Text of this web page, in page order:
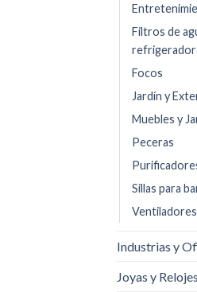
Filtros de
Focos
Jardín y
Muebles y
Peceras
Sillas para
Ventiladores
Industrias y
Joyas y Relojes
a la
lista de
Foco Led Inteligente
$